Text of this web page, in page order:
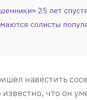
25 лет
солисты
навестить
известно, что он